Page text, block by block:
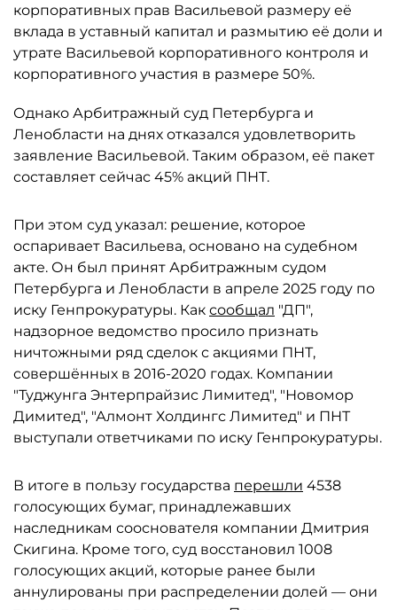
корпоративных прав Васильевой размеру её
вклада в уставный капитал и размытию её доли и
утрате Васильевой корпоративного контроля и
корпоративного участия в размере 50%.
Однако Арбитражный суд Петербурга и
Ленобласти на днях отказался удовлетворить
заявление Васильевой. Таким образом, её пакет
составляет сейчас 45% акций ПНТ.
При этом суд указал: решение, которое
оспаривает Васильева, основано на судебном
акте. Он был принят Арбитражным судом
Петербурга и Ленобласти в апреле 2025 году по
иску Генпрокуратуры. Как сообщал "ДП",
надзорное ведомство просило признать
ничтожными ряд сделок с акциями ПНТ,
совершённых в 2016-2020 годах. Компании
"Туджунга Энтерпрайзис Лимитед", "Новомор
Димитед", "Алмонт Холдингс Лимитед" и ПНТ
выступали ответчиками по иску Генпрокуратуры.
В итоге в пользу государства перешли 4538
голосующих бумаг, принадлежавших
наследникам сооснователя компании Дмитрия
Скигина. Кроме того, суд восстановил 1008
голосующих акций, которые ранее были
аннулированы при распределении долей — они